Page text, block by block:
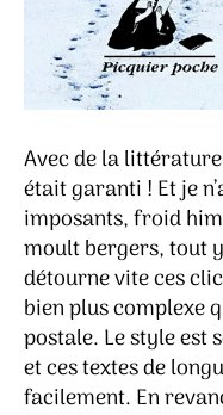
Avec de la
était garanti ! Et je
imposants, froid
moult bergers, tout
détourne vite ces
bien plus complexe
postale. Le style est
et ces textes de
facilement. En